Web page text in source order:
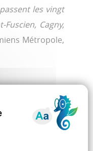
les vingt
Cagny,
Métropole,
(celle d’Amiens
diminuent.